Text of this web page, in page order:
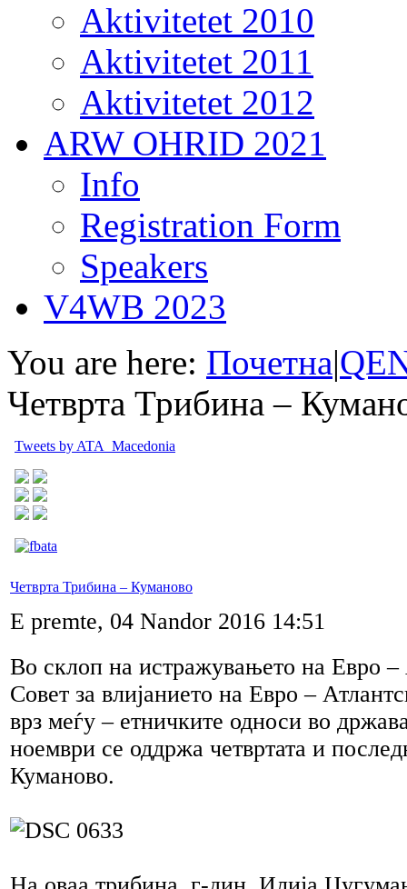
Aktivitetet 2010
Aktivitetet 2011
Aktivitetet 2012
ARW OHRID 2021
Info
Registration Form
Speakers
V4WB 2023
You are here: Почетна|
Четврта Трибина –
Tweets by ATA_Macedonia
Четврта Трибина – Куманово
E premte, 04 Nandor 2016 14:51
Во склоп на истражувањето на Евро –
Совет за влијанието на Евро –
врз меѓу – етничките односи во
ноември се оддржа четвртата и
Куманово.